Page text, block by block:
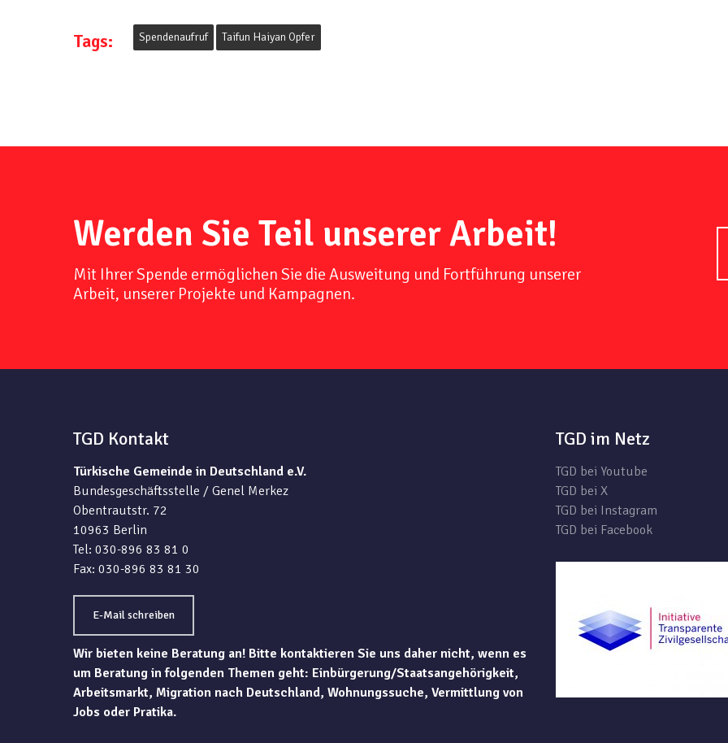
Tags: Spendenaufruf Taifun Haiyan Opfer
Werden Sie Teil unserer Arbeit!
Mit Ihrer Spende ermöglichen Sie die Ausweitung und Fortführung unserer
Arbeit, unserer Projekte und Kampagnen.
TGD Kontakt
Türkische Gemeinde in Deutschland e.V.
Bundesgeschäftsstelle / Genel Merkez
Obentrautstr. 72
10963 Berlin
Tel: 030-896 83 81 0
Fax: 030-896 83 81 30
E-Mail schreiben
Wir bieten keine Beratung an! Bitte kontaktieren Sie uns daher nicht, wenn es
um Beratung in folgenden Themen geht: Einbürgerung/Staatsangehörigkeit,
Arbeitsmarkt, Migration nach Deutschland, Wohnungssuche, Vermittlung von
Jobs oder Pratika.
TGD im Netz
TGD bei Youtube
TGD bei X
TGD bei Instagram
TGD bei Facebook